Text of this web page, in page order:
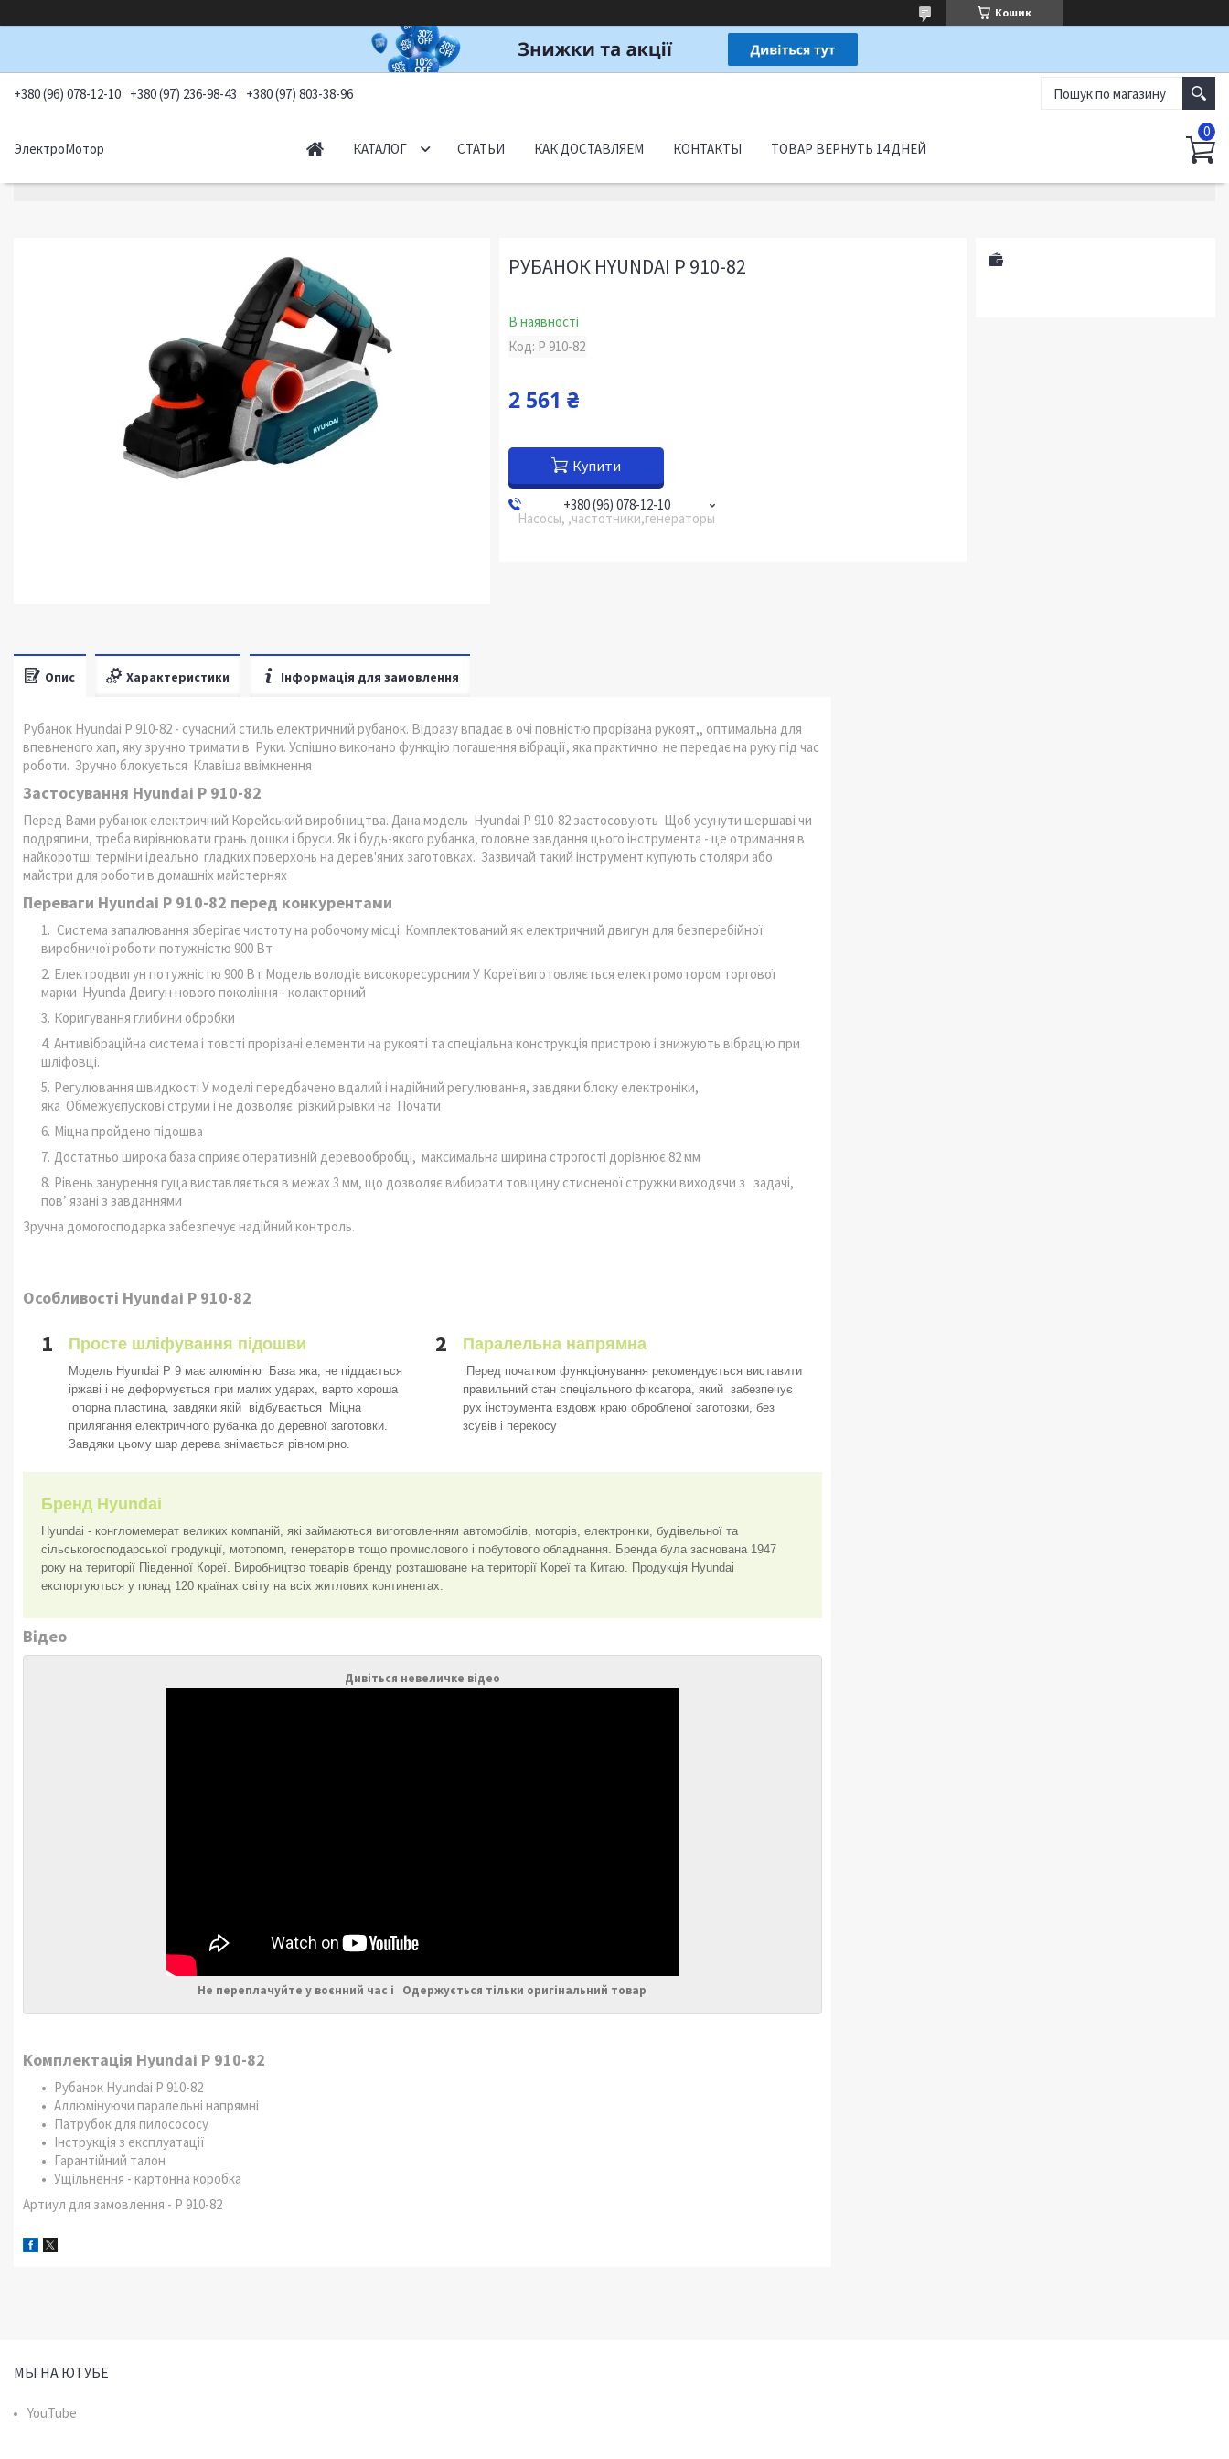
Кошик
+380 (96) 078-12-10 +380 (97) 236-98-43 +380 (97) 803-38-96
ЭлектроМотор КАТАЛОГ СТАТЬИ КАК ДОСТАВЛЯЕМ КОНТАКТЫ ТОВАР ВЕРНУТЬ 14 ДНЕЙ
РУБАНОК HYUNDAI P 910-82
В наявності
Код: P 910-82
2 561 ₴
Купити
+380 (96) 078-12-10
Насосы, ,частотники,генераторы
Опис Характеристики Інформація для замовлення
Рубанок Hyundai P 910-82 - сучасний стиль електричний рубанок. Відразу впадає в очі повністю прорізана рукоят,, оптимальна для
впевненого хап, яку зручно тримати в Руки. Успішно виконано функцію погашення вібрації, яка практично не передає на руку під час
роботи. Зручно блокується Клавіша ввімкнення
Застосування Hyundai P 910-82
Перед Вами рубанок електричний Корейський виробництва. Дана модель Hyundai P 910-82 застосовують Щоб усунути шершаві чи
подряпини, треба вирівнювати грань дошки і бруси. Як і будь-якого рубанка, головне завдання цього інструмента - це отримання в
найкоротші терміни ідеально гладких поверхонь на дерев'яних заготовках. Зазвичай такий інструмент купують столяри або
майстри для роботи в домашніх майстернях
Переваги Hyundai P 910-82 перед конкурентами
Система запалювання зберігає чистоту на робочому місці. Комплектований як електричний двигун для безперебійної
виробничої роботи потужністю 900 Вт
Електродвигун потужністю 900 Вт Модель володіє високоресурсним У Кореї виготовляється електромотором торгової
марки Hyunda Двигун нового покоління - колакторний
Коригування глибини обробки
Антивібраційна система і товсті прорізані елементи на рукояті та спеціальна конструкція пристрою і знижують вібрацію при
шліфовці.
Регулювання швидкості У моделі передбачено вдалий і надійний регулювання, завдяки блоку електроніки,
яка Обмежуєпускові струми і не дозволяє різкий рывки на Почати
Міцна пройдено підошва
Достатньо широка база сприяє оперативній деревообробці, максимальна ширина строгості дорівнює 82 мм
Рівень занурення гуца виставляється в межах 3 мм, що дозволяє вибирати товщину стисненої стружки виходячи з задачі,
пов’ язані з завданнями
Зручна домогосподарка забезпечує надійний контроль.
Особливості Hyundai P 910-82
1 Просте шліфування підошви
Модель Hyundai P 9 має алюмінію База яка, не піддається
іржаві і не деформується при малих ударах, варто хороша
опорна пластина, завдяки якій відбувається Міцна
прилягання електричного рубанка до деревної заготовки.
Завдяки цьому шар дерева знімається рівномірно.
2 Паралельна напрямна
Перед початком функціонування рекомендується виставити
правильний стан спеціального фіксатора, який забезпечує
рух інструмента вздовж краю обробленої заготовки, без
зсувів і перекосу
Бренд Hyundai
Hyundai - конгломемерат великих компаній, які займаються виготовленням автомобілів, моторів, електроніки, будівельної та
сільськогосподарської продукції, мотопомп, генераторів тощо промислового і побутового обладнання. Бренда була заснована 1947
року на території Південної Кореї. Виробництво товарів бренду розташоване на території Кореї та Китаю. Продукція Hyundai
експортуються у понад 120 країнах світу на всіх житлових континентах.
Відео
Дивіться невеличке відео
Не переплачуйте у воєнний час і Одержується тільки оригінальний товар
Комплектація Hyundai P 910-82
Рубанок Hyundai P 910-82
Аллюмінуючи паралельні напрямні
Патрубок для пилосососу
Інструкція з експлуатації
Гарантійний талон
Ущільнення - картонна коробка
Артиул для замовлення - P 910-82
МЫ НА ЮТУБЕ
YouTube